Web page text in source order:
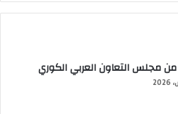
من مجلس التعاون العربي الكوري